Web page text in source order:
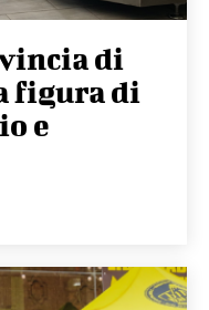
di
figura di
e